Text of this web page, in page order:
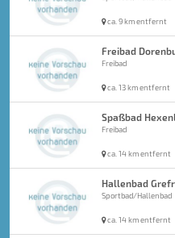
ca. 9 km entfernt
Freibad
Freibad
ca. 13 km entfernt
Spaßbad
Freibad
ca. 14 km entfernt
Hallenbad
Sportbad/Hallenbad
ca. 14 km entfernt